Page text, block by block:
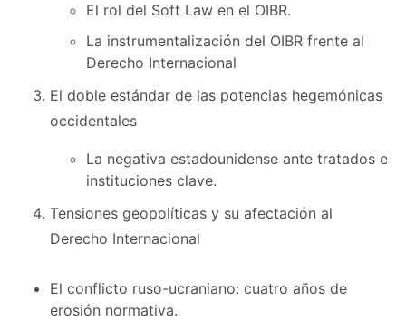
El rol del Soft Law en el OIBR.
La instrumentalización del OIBR frente al
Derecho Internacional
El doble estándar de las potencias hegemónicas
occidentales
La negativa estadounidense ante tratados e
instituciones clave.
Tensiones geopolíticas y su afectación al
Derecho Internacional
El conflicto ruso-ucraniano: cuatro años de
erosión normativa.